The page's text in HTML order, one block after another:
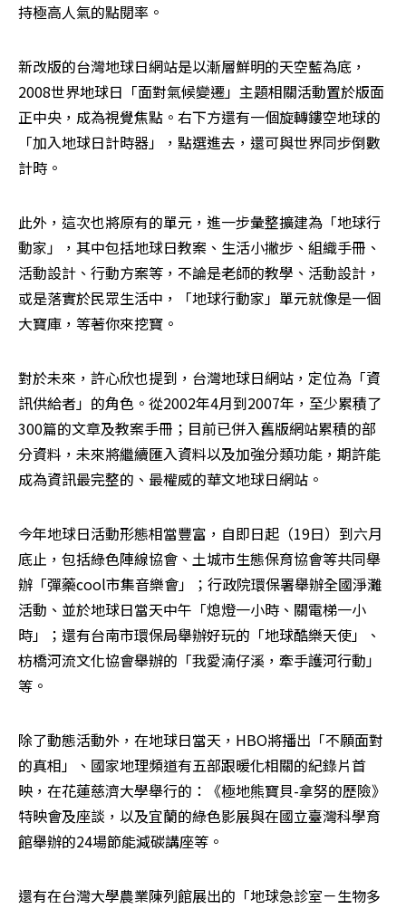
持極高人氣的點閱率。
新改版的台灣地球日網站是以漸層鮮明的天空藍為底，
2008世界地球日「面對氣候變遷」主題相關活動置於版面
正中央，成為視覺焦點。右下方還有一個旋轉鏤空地球的
「加入地球日計時器」，點選進去，還可與世界同步倒數
計時。
此外，這次也將原有的單元，進一步彙整擴建為「地球行
動家」，其中包括地球日教案、生活小撇步、組織手冊、
活動設計、行動方案等，不論是老師的教學、活動設計，
或是落實於民眾生活中，「地球行動家」單元就像是一個
大寶庫，等著你來挖寶。
對於未來，許心欣也提到，台灣地球日網站，定位為「資
訊供給者」的角色。從2002年4月到2007年，至少累積了
300篇的文章及教案手冊；目前已併入舊版網站累積的部
分資料，未來將繼續匯入資料以及加強分類功能，期許能
成為資訊最完整的、最權威的華文地球日網站。
今年地球日活動形態相當豐富，自即日起（19日）到六月
底止，包括綠色陣線協會、土城市生態保育協會等共同舉
辦「彈藥cool市集音樂會」；行政院環保署舉辦全國淨灘
活動、並於地球日當天中午「熄燈一小時、關電梯一小
時」；還有台南市環保局舉辦好玩的「地球酷樂天使」、
枋橋河流文化協會舉辦的「我愛湳仔溪，牽手護河行動」
等。
除了動態活動外，在地球日當天，HBO將播出「不願面對
的真相」、國家地理頻道有五部跟暖化相關的紀錄片首
映，在花蓮慈濟大學舉行的：《極地熊寶貝-拿努的歷險》
特映會及座談，以及宜蘭的綠色影展與在國立臺灣科學育
館舉辦的24場節能減碳講座等。
還有在台灣大學農業陳列館展出的「地球急診室－生物多